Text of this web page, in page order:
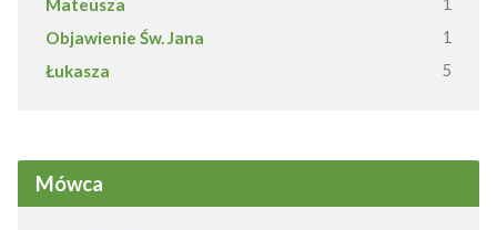
Objawienie Św. Jana 1
Łukasza 5
Mówca